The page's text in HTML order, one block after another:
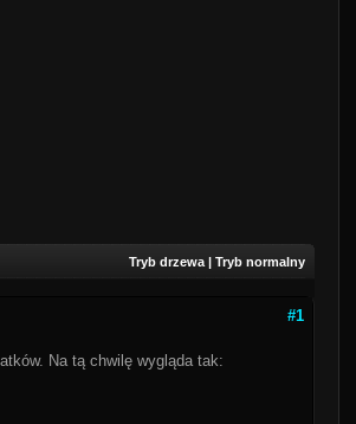
Tryb drzewa | Tryb normalny
#1
Na tą chwilę wygląda tak: